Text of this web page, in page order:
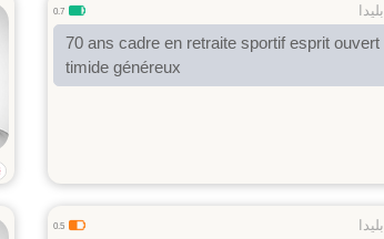
بليدا 0.7
70 ans cadre en retraite sportif esprit ouvert
timide généreux
بليدا 0.5